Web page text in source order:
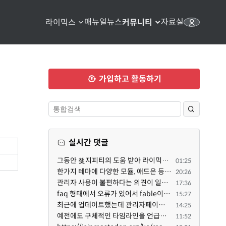
라이믹스 매뉴얼뉴스커뮤니티 자료실
가입하고 활동하기
실시간 댓글
그동안 챚지피티의 도움 받아 라이믹스 2.1.35 로 업그레이드 잘 한 것은 부인할 수 없는 사실입니다. 그런... 01:25
한가지 테마에 다양한 모듈, 애드온 등을 같이 사용하게 되면 의외로 어려운게 일관성이 있는 디자인의 유지... 20:26
관리자 사용이 불편하다는 의견이 일부 있어서 반영했습니다 ㅎㅎ 8.4이상도 지원될 수 있도록 10.5.2 혹은 ... 17:36
faq 형태에서 오류가 있어서 fable이 수정해 주었습니다. 참고하세요. 증상 FAQ형 목록에서 항목을 펼치면 ... 15:27
최근에 업데이트했는데 관리자페이지가 많이 달라졌네요 여기서 모듈 설치하려고 하니 php 8.4.14버전이라 8... 14:25
예전에도 구체적인 타임라인을 언급했다가 지키지 못한 것에 죄송한 마음이 있다 보니 (코어 개발/운영 자체... 11:52